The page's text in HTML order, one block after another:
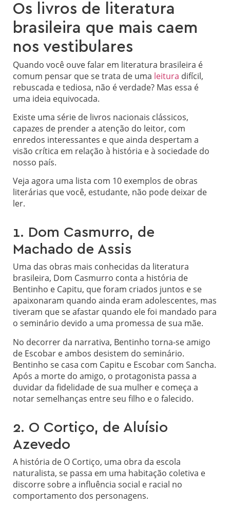
Os livros de literatura
brasileira que mais caem
nos vestibulares
Quando você ouve falar em literatura brasileira é
comum pensar que se trata de uma leitura difícil,
rebuscada e tediosa, não é verdade? Mas essa é
uma ideia equivocada.
Existe uma série de livros nacionais clássicos,
capazes de prender a atenção do leitor, com
enredos interessantes e que ainda despertam a
visão crítica em relação à história e à sociedade do
nosso país.
Veja agora uma lista com 10 exemplos de obras
literárias que você, estudante, não pode deixar de
ler.
1. Dom Casmurro, de
Machado de Assis
Uma das obras mais conhecidas da literatura
brasileira, Dom Casmurro conta a história de
Bentinho e Capitu, que foram criados juntos e se
apaixonaram quando ainda eram adolescentes, mas
tiveram que se afastar quando ele foi mandado para
o seminário devido a uma promessa de sua mãe.
No decorrer da narrativa, Bentinho torna-se amigo
de Escobar e ambos desistem do seminário.
Bentinho se casa com Capitu e Escobar com Sancha.
Após a morte do amigo, o protagonista passa a
duvidar da fidelidade de sua mulher e começa a
notar semelhanças entre seu filho e o falecido.
2. O Cortiço, de Aluísio
Azevedo
A história de O Cortiço, uma obra da escola
naturalista, se passa em uma habitação coletiva e
discorre sobre a influência social e racial no
comportamento dos personagens.